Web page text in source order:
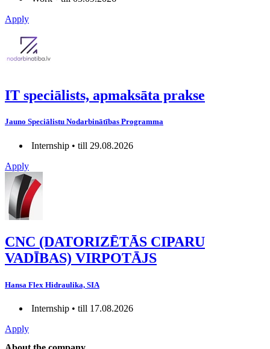
Apply
IT speciālists, apmaksāta prakse
Jauno Speciālistu Nodarbinātības Programma
Internship • till 29.08.2026
Apply
CNC (DATORIZĒTĀS CIPARU
VADĪBAS) VIRPOTĀJS
Hansa Flex Hidraulika, SIA
Internship • till 17.08.2026
Apply